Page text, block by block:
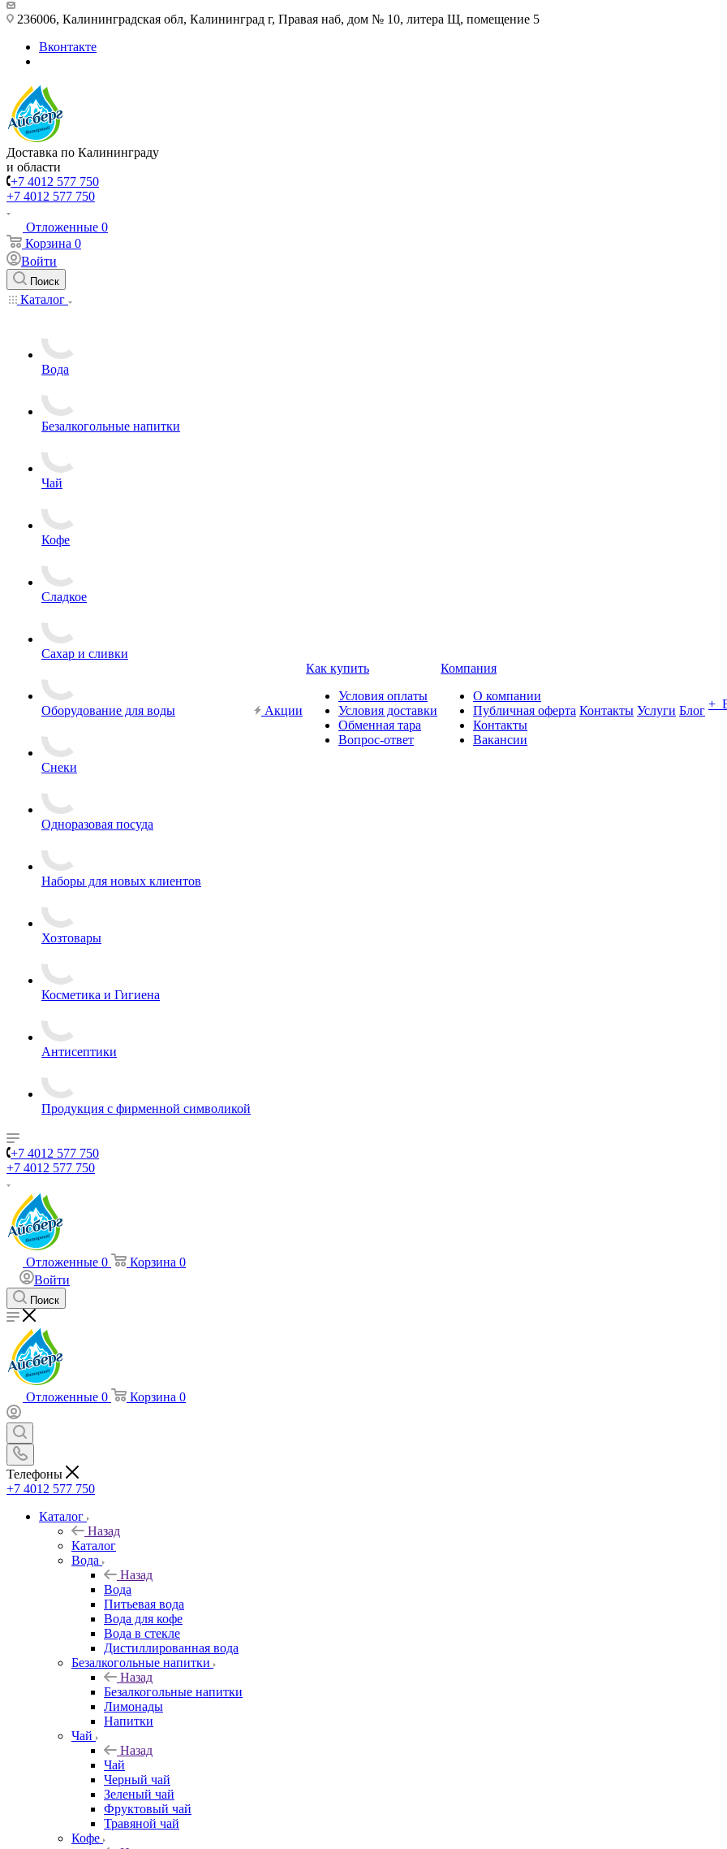
236006, Калининградская обл, Калининград г, Правая наб, дом № 10, литера Щ, помещение 5
Вконтакте
Доставка по Калининграду
и области
+7 4012 577 750
+7 4012 577 750
Отложенные 0
Корзина 0
Войти
Поиск
Каталог
Вода
Безалкогольные напитки
Чай
Кофе
Сладкое
Сахар и сливки
Оборудование для воды
Снеки
Одноразовая посуда
Наборы для новых клиентов
Хозтовары
Косметика и Гигиена
Антисептики
Продукция с фирменной символикой
Акции
Как купить
Условия оплаты
Условия доставки
Обменная тара
Вопрос-ответ
Компания
О компании
Публичная оферта
Контакты
Вакансии
Контакты Услуги Блог +
+7 4012 577 750
+7 4012 577 750
Отложенные 0 Корзина 0
Войти
Поиск
Отложенные 0 Корзина 0
Телефоны
+7 4012 577 750
Каталог
Назад
Каталог
Вода
Назад
Вода
Питьевая вода
Вода для кофе
Вода в стекле
Дистиллированная вода
Безалкогольные напитки
Назад
Безалкогольные напитки
Лимонады
Напитки
Чай
Назад
Чай
Черный чай
Зеленый чай
Фруктовый чай
Травяной чай
Кофе